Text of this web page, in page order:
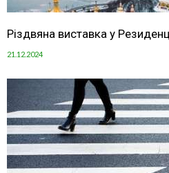
Різдвяна виставка у
21.12.2024